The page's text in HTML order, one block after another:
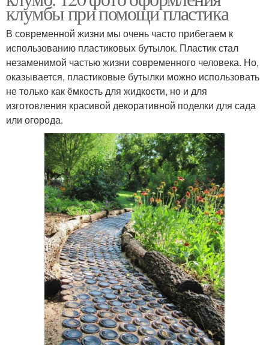
клумбы при помощи пластика
В современной жизни мы очень часто прибегаем к
использованию пластиковых бутылок. Пластик стал
незаменимой частью жизни современного человека. Но,
оказывается, пластиковые бутылки можно использовать
не только как ёмкость для жидкости, но и для
изготовления красивой декоративной поделки для сада
или огорода.